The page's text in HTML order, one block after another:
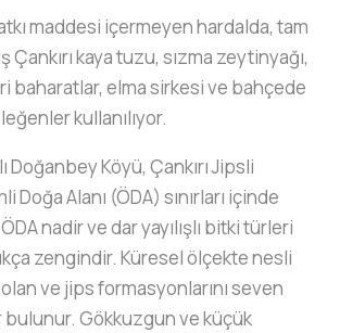
maddesi içermeyen hardalda, tam
kaya tuzu, sızma zeytinyağı,
baharatlar, elma sirkesi ve bahçede
kullanılıyor.
Doğanbey Köyü, Çankırı Jipsli
Doğa Alanı (ÖDA) sınırları içinde
nadir ve dar yayılışlı bitki türleri
zengindir. Küresel ölçekte nesli
ve jips formasyonlarını seven
Gökkuzgun ve küçük